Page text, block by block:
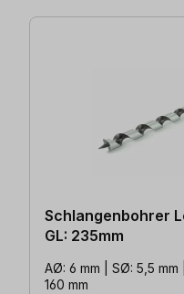
Schlangenbohrer
GL: 235mm
AØ: 6 mm | SØ: 5,5 mm
160 mm